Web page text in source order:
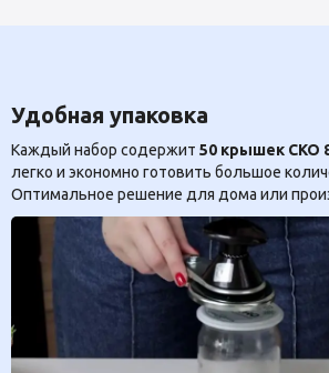
Удобная упаковка
Каждый набор содержит 50 крышек СКО
легко и экономно готовить большое
Оптимальное решение для дома или